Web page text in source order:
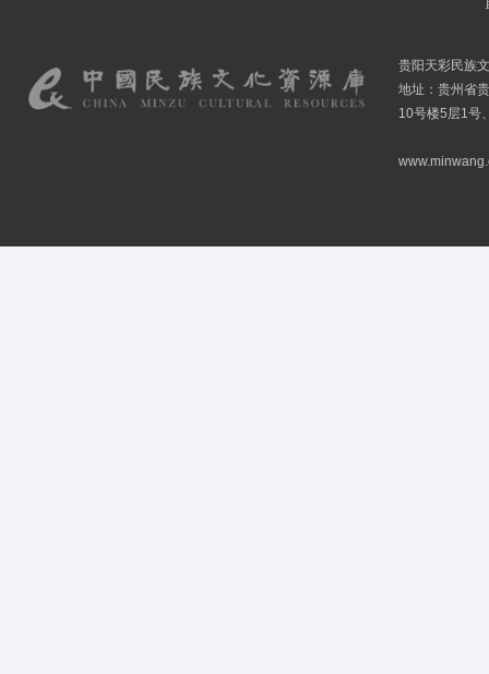
贵阳天彩民族
地址：贵州省
10号楼5层1号